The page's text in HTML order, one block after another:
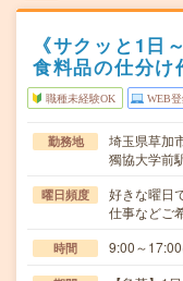
《サクッと1日
食料品の仕分け
職種未経験OK WEB
勤務地
埼玉県草加
獨協大学前
曜日頻度
好きな曜日
仕事などご
時間 9:00～